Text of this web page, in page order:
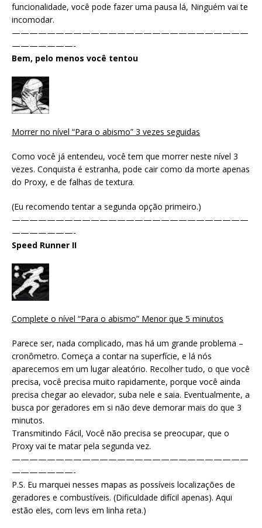
funcionalidade, você pode fazer uma pausa lá, Ninguém vai te
incomodar.
———————————————————————————
———————-
Bem, pelo menos você tentou
Morrer no nível “Para o abismo” 3 vezes seguidas
Como você já entendeu, você tem que morrer neste nível 3
vezes. Conquista é estranha, pode cair como da morte apenas
do Proxy, e de falhas de textura.
(Eu recomendo tentar a segunda opção primeiro.)
———————————————————————————
———————-
Speed ​​Runner II
Complete o nível “Para o abismo” Menor que 5 minutos
Parece ser, nada complicado, mas há um grande problema –
cronômetro. Começa a contar na superfície, e lá nós
aparecemos em um lugar aleatório. Recolher tudo, o que você
precisa, você precisa muito rapidamente, porque você ainda
precisa chegar ao elevador, suba nele e saia. Eventualmente, a
busca por geradores em si não deve demorar mais do que 3
minutos.
Transmitindo Fácil, Você não precisa se preocupar, que o
Proxy vai te matar pela segunda vez.
———————————————————————————
———————-
P.S. Eu marquei nesses mapas as possíveis localizações de
geradores e combustíveis. (Dificuldade difícil apenas). Aqui
estão eles, com levs em linha reta.)